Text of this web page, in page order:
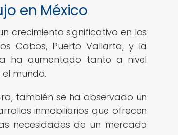
en México
crecimiento significativo en los
Cabos, Puerto Vallarta, y la
ha aumentado tanto a nivel
mundo.
también se ha observado un
inmobiliarios que ofrecen
necesidades de un mercado